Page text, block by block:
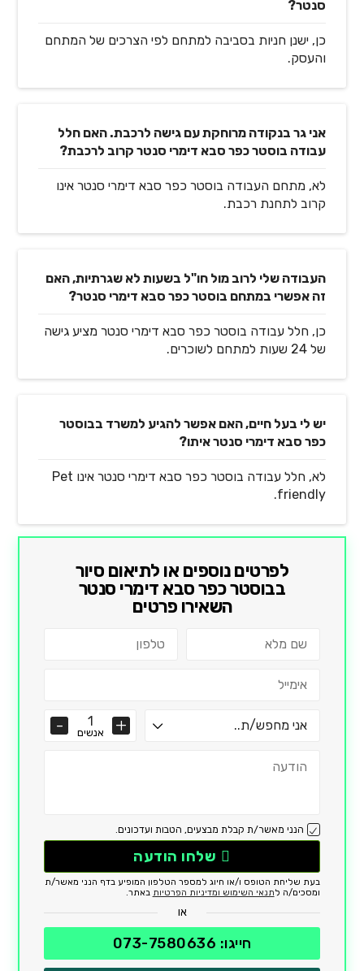
סנטר?
כן, ישנן חניות בסביבה למתחם לפי הצרכים של המתחם
והעסק.
אני גר בנקודה מרוחקת עם גישה לרכבת. האם חלל
עבודה בוסטר כפר סבא דימרי סנטר קרוב לרכבת?
לא, מתחם העבודה בוסטר כפר סבא דימרי סנטר אינו
קרוב לתחנת רכבת.
העבודה שלי לרוב מול חו"ל בשעות לא שגרתיות, האם
זה אפשרי במתחם בוסטר כפר סבא דימרי סנטר?
כן, חלל עבודה בוסטר כפר סבא דימרי סנטר מציע גישה
של 24 שעות למתחם לשוכרים.
יש לי בעל חיים, האם אפשר להגיע למשרד בבוסטר
כפר סבא דימרי סנטר איתו?
לא, חלל עבודה בוסטר כפר סבא דימרי סנטר אינו Pet
friendly.
לפרטים נוספים או לתיאום סיור
בבוסטר כפר סבא דימרי סנטר
השאירו פרטים
אנשים
הנני מאשר/ת קבלת מבצעים, הטבות ועדכונים.
שלחו הודעה
בעת שליחת הטופס ו/או חיוג למספר הטלפון המופיע בדף הנני מאשר/ת
ומסכים/ה לתנאי השימוש ומדיניות הפרטיות באתר.
או
חייגו: 073-7580636